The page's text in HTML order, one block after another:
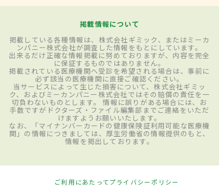
掲載情報について
掲載している各種情報は、株式会社ギミック、またはミーカ
ンパニー株式会社が調査した情報をもとにしています。
出来るだけ正確な情報掲載に努めておりますが、内容を完全
に保証するものではありません。
掲載されている医療機関へ受診を希望される場合は、事前に
必ず該当の医療機関に直接ご確認ください。
当サービスによって生じた損害について、株式会社ギミッ
ク、およびミーカンパニー株式会社ではその賠償の責任を一
切負わないものとします。 情報に誤りがある場合には、お
手数ですがドクターズ・ファイル編集部までご連絡をいただ
けますようお願いいたします。
なお、「マイナンバーカードの健康保険証利用可能な医療機
関」の情報につきましては、厚生労働省の情報提供のもと、
情報を掲出しております。
ご利用にあたってプライバシーポリシー